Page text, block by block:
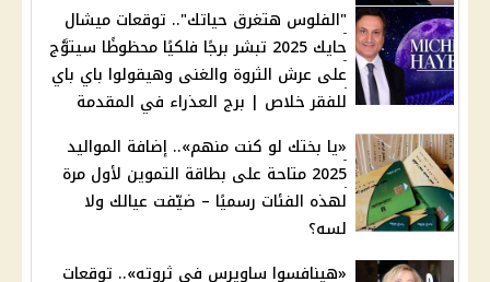
"الفلوس هتغرق حياتك".. توقعات ميشال
حايك 2025 تبشر برجًا فلكيًا محظوظًا سيتوَّج
على عرش الثروة والغنى وهيقولوا باي باي
للفقر خلاص | برج العذراء في المقدمة
«يا بختك لو كنت منهم».. إضافة المواليد
2025 متاحة على بطاقة التموين لأول مرة
لهذه الفئات رسميًا – ضيّفت عيالك ولا
لسه؟
«هينافسوا ساويرس في ثروته».. توقعات